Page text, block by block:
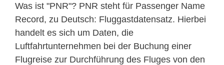
Was ist "PNR"? PNR steht für Passenger Name
Record, zu Deutsch: Fluggastdatensatz. Hierbei
handelt es sich um Daten, die
Luftfahrtunternehmen bei der Buchung einer
Flugreise zur Durchführung des Fluges von den